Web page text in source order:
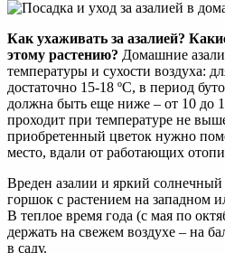
Как ухаживать за азалией?
этому растению? Домашние
температуры и сухости воздуха:
достаточно 15-18 ºC, в период
должна быть еще ниже – от 10 до
проходит при температуре не
приобретенный цветок нужно
место, вдали от работающих
Вреден азалии и яркий солнечный
горшок с растением на западном
В теплое время года (с мая по
держать на свежем воздухе – на
в саду.